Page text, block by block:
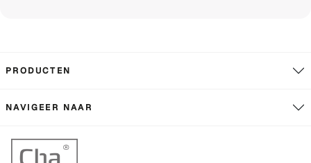
PRODUCTEN
NAVIGEER NAAR